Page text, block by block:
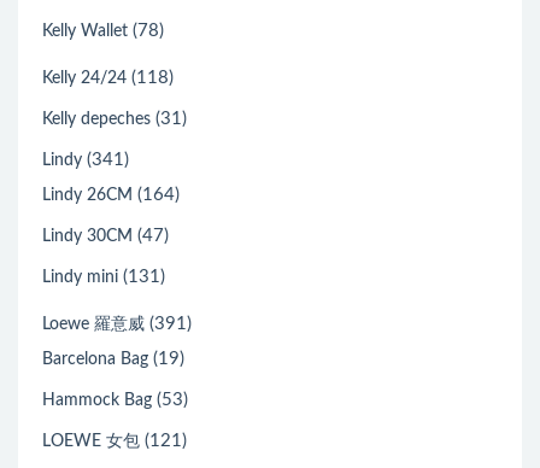
Kelly Wallet (78)
Kelly 24/24 (118)
Kelly depeches (31)
Lindy (341)
Lindy 26CM (164)
Lindy 30CM (47)
Lindy mini (131)
Loewe 羅意威 (391)
Barcelona Bag (19)
Hammock Bag (53)
LOEWE 女包 (121)